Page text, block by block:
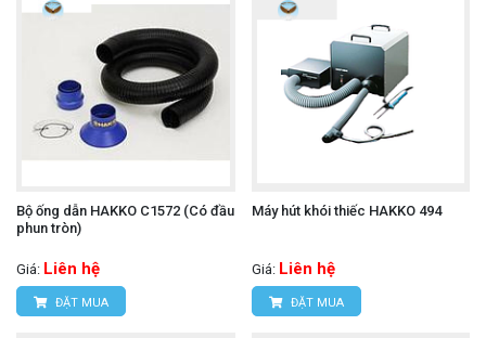
Bộ ống dẫn HAKKO C1572 (Có đầu
phun tròn)
Giá: Liên hệ
ĐẶT MUA
Máy hút khói thiếc HAKKO 494
Giá: Liên hệ
ĐẶT MUA